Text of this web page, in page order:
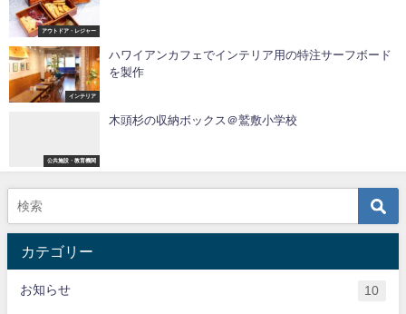
アウトドア・レジャー
インテリア
ハワイアンカフェでインテリア用の特注サーフボード
を製作
公共施設・教育機関
木頭杉の収納ボックス＠鷲敷小学校
カテゴリー
お知らせ 10